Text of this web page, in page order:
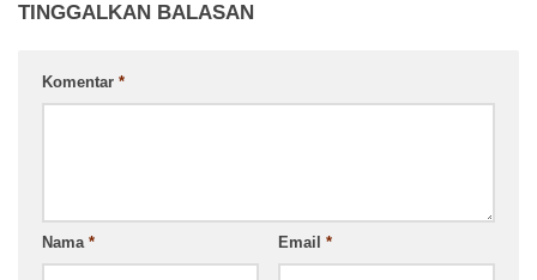
TINGGALKAN BALASAN
Komentar *
Nama * Email *